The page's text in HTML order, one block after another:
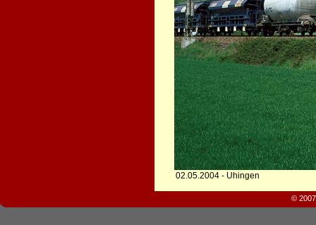
02.05.2004 - Uhingen
©